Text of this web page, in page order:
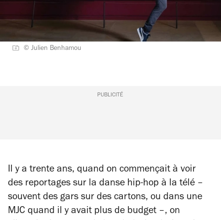
© Julien Benhamou
PUBLICITÉ
Il y a trente ans, quand on commençait à voir
des reportages sur la danse hip-hop à la télé –
souvent des gars sur des cartons, ou dans une
MJC quand il y avait plus de budget –, on